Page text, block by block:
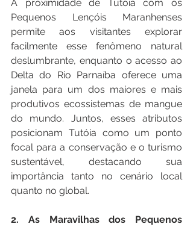
A proximidade de Tutóia com os
Pequenos Lençóis Maranhenses
permite aos visitantes explorar
facilmente esse fenômeno natural
deslumbrante, enquanto o acesso ao
Delta do Rio Parnaíba oferece uma
janela para um dos maiores e mais
produtivos ecossistemas de mangue
do mundo. Juntos, esses atributos
posicionam Tutóia como um ponto
focal para a conservação e o turismo
sustentável, destacando sua
importância tanto no cenário local
quanto no global.
2. As Maravilhas dos Pequenos